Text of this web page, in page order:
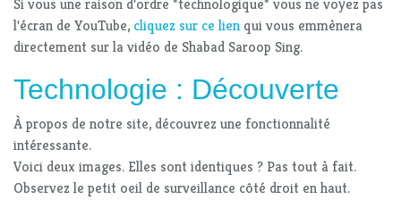
Si vous une raison d'ordre *technologique* vous ne voyez pas
l'écran de YouTube, cliquez sur ce lien qui vous emmènera
directement sur la vidéo de Shabad Saroop Sing.
Technologie : Découverte
À propos de notre site, découvrez une fonctionnalité
intéressante.
Voici deux images. Elles sont identiques ? Pas tout à fait.
Observez le petit oeil de surveillance côté droit en haut.